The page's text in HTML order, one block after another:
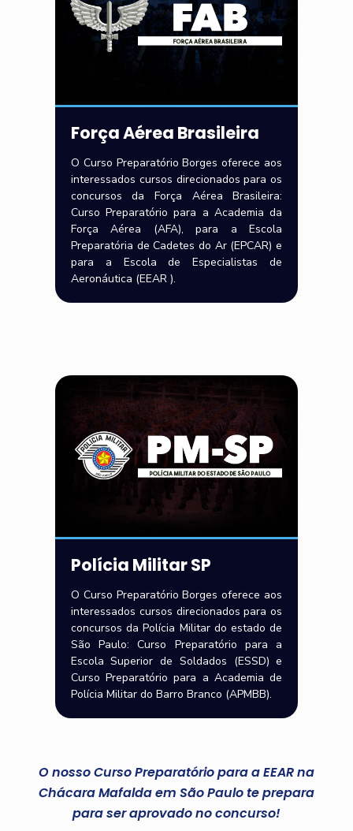
Força Aérea Brasileira
O Curso Preparatório Borges oferece aos
interessados cursos direcionados para os
concursos da Força Aérea Brasileira:
Curso Preparatório para a Academia da
Força Aérea (AFA), para a Escola
Preparatória de Cadetes do Ar (EPCAR) e
para a Escola de Especialistas de
Aeronáutica (EEAR ).
Polícia Militar SP
O Curso Preparatório Borges oferece aos
interessados cursos direcionados para os
concursos da Polícia Militar do estado de
São Paulo: Curso Preparatório para a
Escola Superior de Soldados (ESSD) e
Curso Preparatório para a Academia de
Polícia Militar do Barro Branco (APMBB).
O nosso Curso Preparatório para a EEAR na
Chácara Mafalda em São Paulo te prepara
para ser aprovado no concurso!